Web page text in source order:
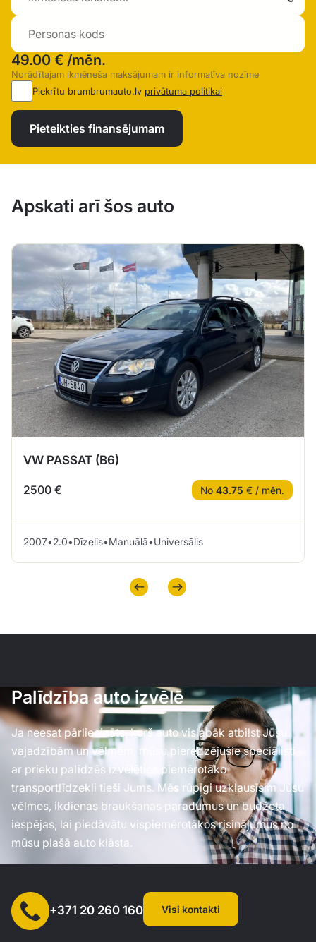
49.00 € /mēn.
Norādītajam ikmēneša maksājumam ir informatīva nozīme
Piekrītu brumbrumauto.lv privātuma politikai
Pieteikties finansējumam
Apskati arī šos auto
VW PASSAT (B6)
2500 € No 43.75 € / mēn.
2007•2.0•Dīzelis•Manuālā•Universālis
Palīdzība auto izvēlē
Ja neesat pārliecināts, kurš auto vislabāk atbilst Jūsu
vajadzībām un vēlmēm, mūsu pieredzējušie speciālisti
ar prieku palīdzēs izvēlēties piemērotāko
transportlīdzekli tieši Jums. Mēs rūpīgi uzklausīsim Jūsu
vēlmes, ikdienas braukšanas paradumus un budžeta
iespējas, lai piedāvātu vispiemērotākos risinājumus no
mūsu plašā auto klāsta.
+371 20 260 160 Visi kontakti